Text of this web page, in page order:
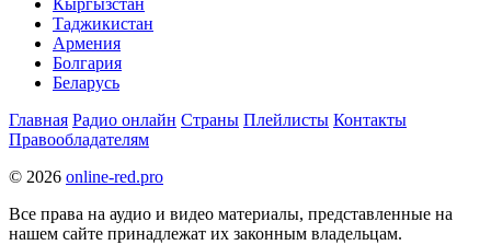
Кыргызстан
Таджикистан
Армения
Болгария
Беларусь
Главная Радио онлайн Страны Плейлисты Контакты
Правообладателям
© 2026 online-red.pro
Все права на аудио и видео материалы, представленные на
нашем сайте принадлежат их законным владельцам.